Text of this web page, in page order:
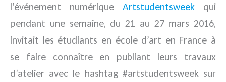
l’événement numérique Artstudentsweek qui
pendant une semaine, du 21 au 27 mars 2016,
invitait les étudiants en école d’art en France à
se faire connaître en publiant leurs travaux
d’atelier avec le hashtag #artstudentsweek sur